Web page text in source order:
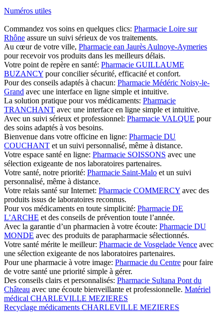
Numéros utiles
Commandez vos soins en quelques clics: Pharmacie Loire sur
Rhône assure un suivi sérieux de vos traitements.
Au cœur de votre ville, Pharmacie ean Jaurès Aulnoye-Aymeries
pour recevoir vos produits dans les meilleurs délais.
Votre point de repère en santé: Pharmacie GUILLAUME
BUZANCY pour concilier sécurité, efficacité et confort.
Pour des conseils adaptés à chacun: Pharmacie Médéric Noisy-le-
Grand avec une interface en ligne simple et intuitive.
La solution pratique pour vos médicaments: Pharmacie
TRANCHANT avec une interface en ligne simple et intuitive.
Avec un suivi sérieux et professionnel: Pharmacie VALQUE pour
des soins adaptés à vos besoins.
Bienvenue dans votre officine en ligne: Pharmacie DU
COUCHANT et un suivi personnalisé, même à distance.
Votre espace santé en ligne: Pharmacie SOISSONS avec une
sélection exigeante de nos laboratoires partenaires.
Votre santé, notre priorité: Pharmacie Saint-Malo et un suivi
personnalisé, même à distance.
Votre relais santé sur Internet: Pharmacie COMMERCY avec des
produits issus de laboratoires reconnus.
Pour vos médicaments en toute simplicité: Pharmacie DE
L’ARCHE et des conseils de prévention toute l’année.
Avec la garantie d’un pharmacien à votre écoute: Pharmacie DU
MONDE avec des produits de parapharmacie sélectionnés.
Votre santé mérite le meilleur: Pharmacie de Vosgelade Vence avec
une sélection exigeante de nos laboratoires partenaires.
Pour une pharmacie à votre image: Pharmacie du Centre pour faire
de votre santé une priorité simple à gérer.
Des conseils clairs et personnalisés: Pharmacie Sultana Pont du
Château avec une écoute bienveillante et professionnelle. Matériel
médical CHARLEVILLE MEZIERES
Recyclage médicaments CHARLEVILLE MEZIERES